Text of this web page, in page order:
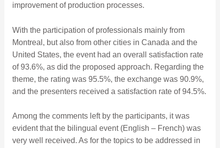
improvement of production processes.
With the participation of professionals mainly from
Montreal, but also from other cities in Canada and the
United States, the event had an overall satisfaction rate
of 93.6%, as did the proposed approach. Regarding the
theme, the rating was 95.5%, the exchange was 90.9%,
and the presenters received a satisfaction rate of 94.5%.
Among the comments left by the participants, it was
evident that the bilingual event (English – French) was
very well received. As for the topics to be addressed in